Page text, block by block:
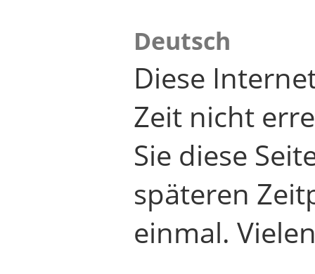
Deutsch
Diese
Zeit nicht
Sie diese
späteren
einmal.